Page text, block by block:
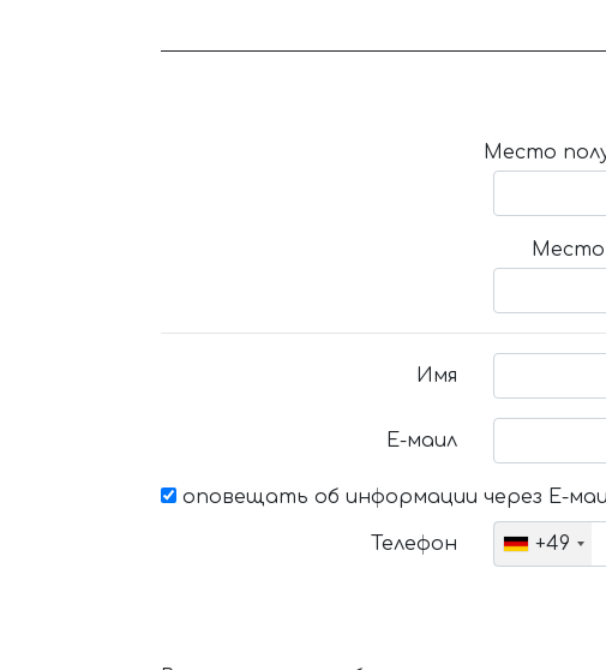
Место
Место
Имя
Е-маил
оповещать об информации через Е-
Телефон +49